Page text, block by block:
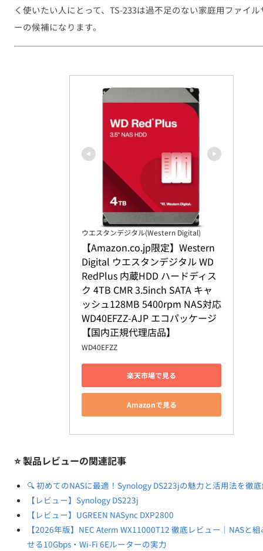
く使いたい人にとって、TS-233は過不足のない家庭用ファイ
ーの候補になります。
ウエスタンデジタル(Western Digital)
【Amazon.co.jp限定】Western
Digital ウエスタンデジタル WD
RedPlus 内蔵HDD ハードディス
ク 4TB CMR 3.5inch SATA キャ
ッシュ128MB 5400rpm NAS対応
WD40EFZZ-AJP エコパッケージ
【国内正規代理店品】
WD40EFZZ
楽天市場で見る
Amazonで見る
⭐ 製品レビューの関連記事
🔍 初めてのNASに最適！Synology DS223jの魅力と活用法を徹
【レビュー】Synology DS223j
【レビュー】UGREEN NASync DXP2800
【2026年版】NEC Aterm WX11000T12 徹底レビュー｜NASと
せる10Gbps・Wi-Fi 6Eルーターの実力